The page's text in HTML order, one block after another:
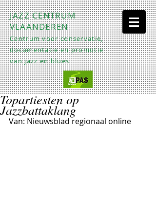
JAZZ CENTRUM
VLAANDEREN
Centrum voor conservatie,
documentatie en promotie
van jazz en blues
Topartiesten op
Jazzbattaklang
Van: Nieuwsblad regionaal online